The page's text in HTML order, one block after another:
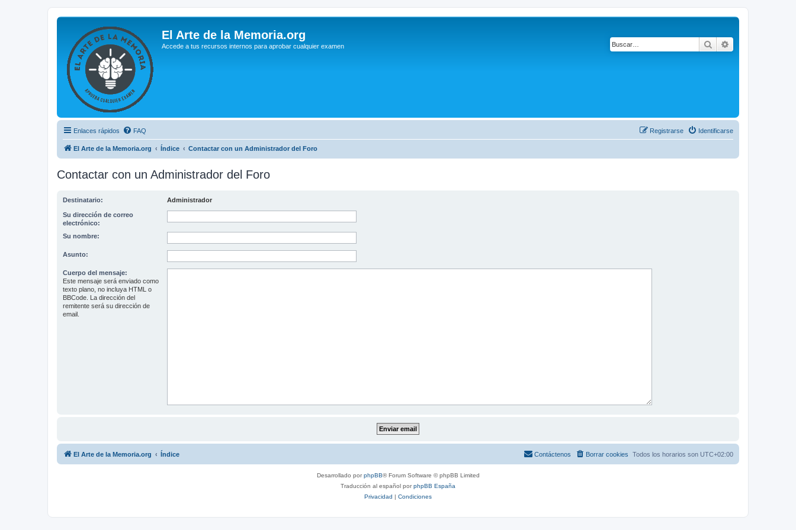
El Arte de la Memoria.org
Accede a tus recursos internos para aprobar cualquier examen Buscar
Enlaces rápidos FAQ Identificarse
Registrarse
El Arte de la Memoria.org Índice Contactar con un Administrador del Foro
Contactar con un Administrador del Foro
Destinatario: Administrador
Su dirección de correo
electrónico:
Su nombre:
Asunto:
Cuerpo del mensaje:
Este mensaje será enviado como
texto plano, no incluya HTML o
BBCode. La dirección del
remitente será su dirección de
email.
El Arte de la Memoria.org Índice Todos los horarios son UTC+02:00
Borrar cookies
Contáctenos
Desarrollado porphpBB® Forum Software © phpBB Limited
Traducción al español porphpBB España
Privacidad | Condiciones